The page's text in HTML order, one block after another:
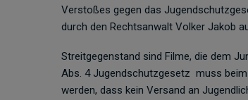
Verstoßes gegen das
durch den Rechtsanwalt Volker Jakob
Streitgegenstand sind Filme, die dem
Abs. 4 Jugendschutzgesetz muss
werden, dass kein Versand an